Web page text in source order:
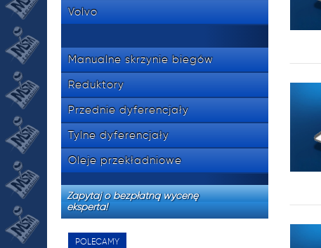
Volvo
Manualne skrzynie biegów
Reduktory
Przednie dyferencjały
Tylne dyferencjały
Oleje przekładniowe
Zapytaj o bezpłatną wycenę
eksperta!
POLECAMY